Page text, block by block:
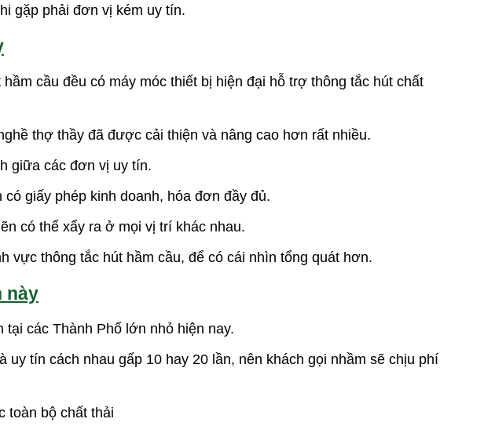
gặp phải đơn vị kém uy tín.
cầu đều có máy móc thiết bị hiện đại hỗ trợ thông tắc hút chất
thợ thầy đã được cải thiện và nâng cao hơn rất nhiều.
giữa các đơn vị uy tín.
giấy phép kinh doanh, hóa đơn đầy đủ.
có thể xẩy ra ở mọi vị trí khác nhau.
vực thông tắc hút hầm cầu, để có cái nhìn tổng quát hơn.
này
các Thành Phố lớn nhỏ hiện nay.
tín cách nhau gấp 10 hay 20 lần, nên khách gọi nhầm sẽ chịu phí
toàn bộ chất thải